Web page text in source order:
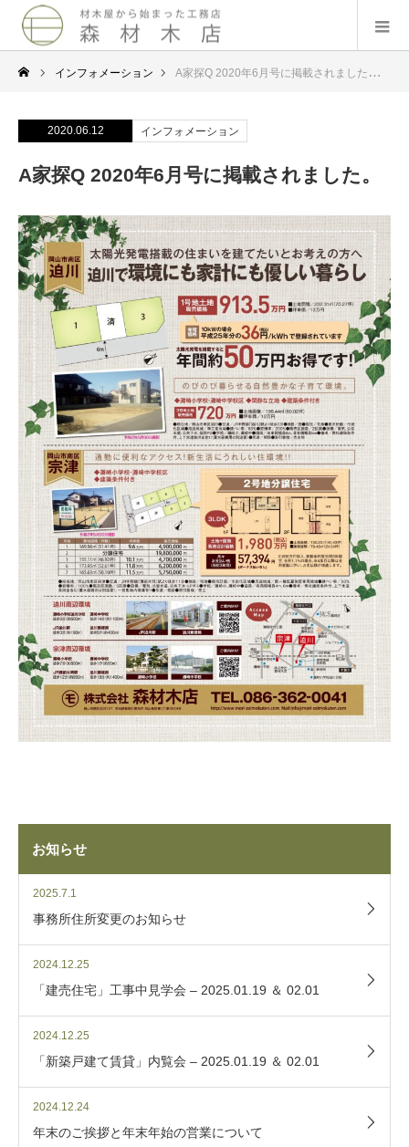
インフォメーション A家探Q 2020年6月号に掲載されました。
2020.06.12 インフォメーション
A家探Q 2020年6月号に掲載されました。
お知らせ
2025.7.1
事務所住所変更のお知らせ
2024.12.25
「建売住宅」工事中見学会 – 2025.01.19 ＆ 02.01
2024.12.25
「新築戸建て賃貸」内覧会 – 2025.01.19 ＆ 02.01
2024.12.24
年末のご挨拶と年末年始の営業について